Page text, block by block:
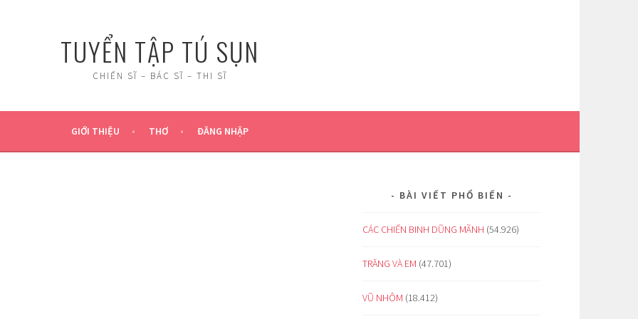
TUYỂN TẬP TÚ SỤN
CHIẾN SĨ – BÁC SĨ – THI SĨ
GIỚI THIỆU THƠ ĐĂNG NHẬP
BÀI VIẾT PHỔ BIẾN
CÁC CHIẾN BINH DŨNG MÃNH (54.926)
TRĂNG VÀ EM (47.701)
VŨ NHÔM (18.412)